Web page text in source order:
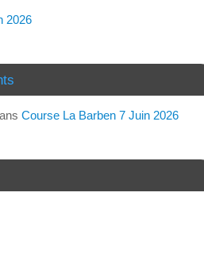
2026
Course La Barben 7 Juin 2026